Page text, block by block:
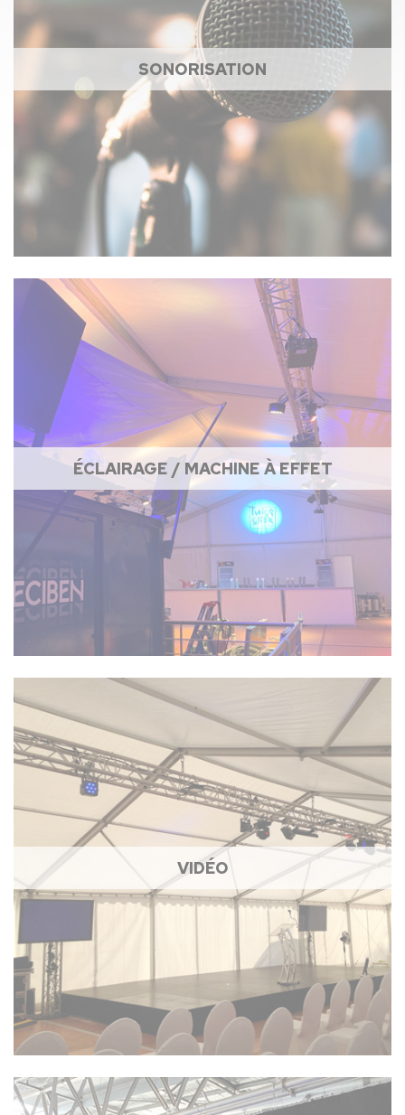
SONORISATION
ÉCLAIRAGE / MACHINE À EFFET
VIDÉO